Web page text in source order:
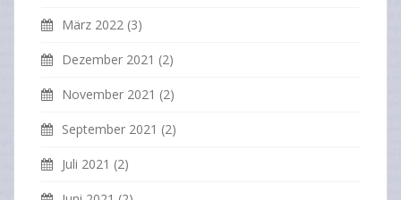
März 2022 (3)
Dezember 2021 (2)
November 2021 (2)
September 2021 (2)
Juli 2021 (2)